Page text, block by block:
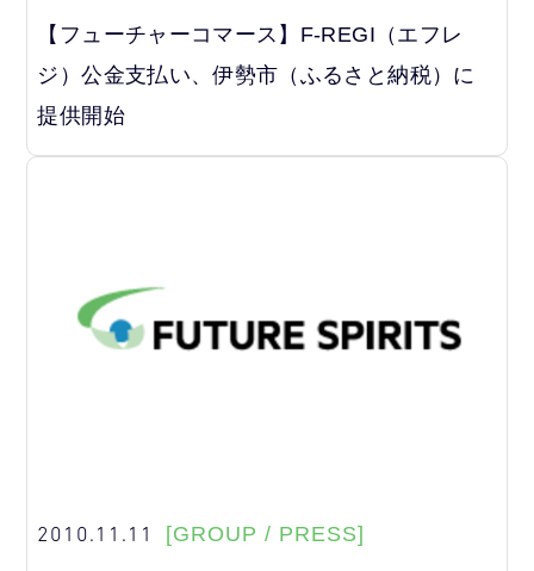
【フューチャーコマース】F-REGI（エフレ
ジ）公金支払い、伊勢市（ふるさと納税）に
提供開始
2010.11.11 [GROUP / PRESS]